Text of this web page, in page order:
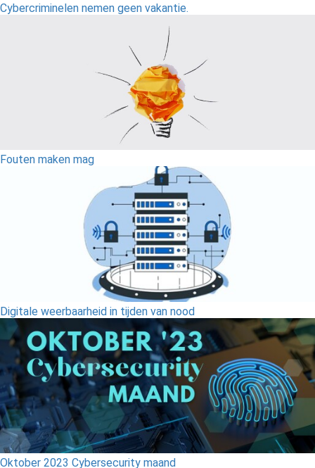
Cybercriminelen nemen geen vakantie.
Fouten maken mag
Digitale weerbaarheid in tijden van nood
Oktober 2023 Cybersecurity maand